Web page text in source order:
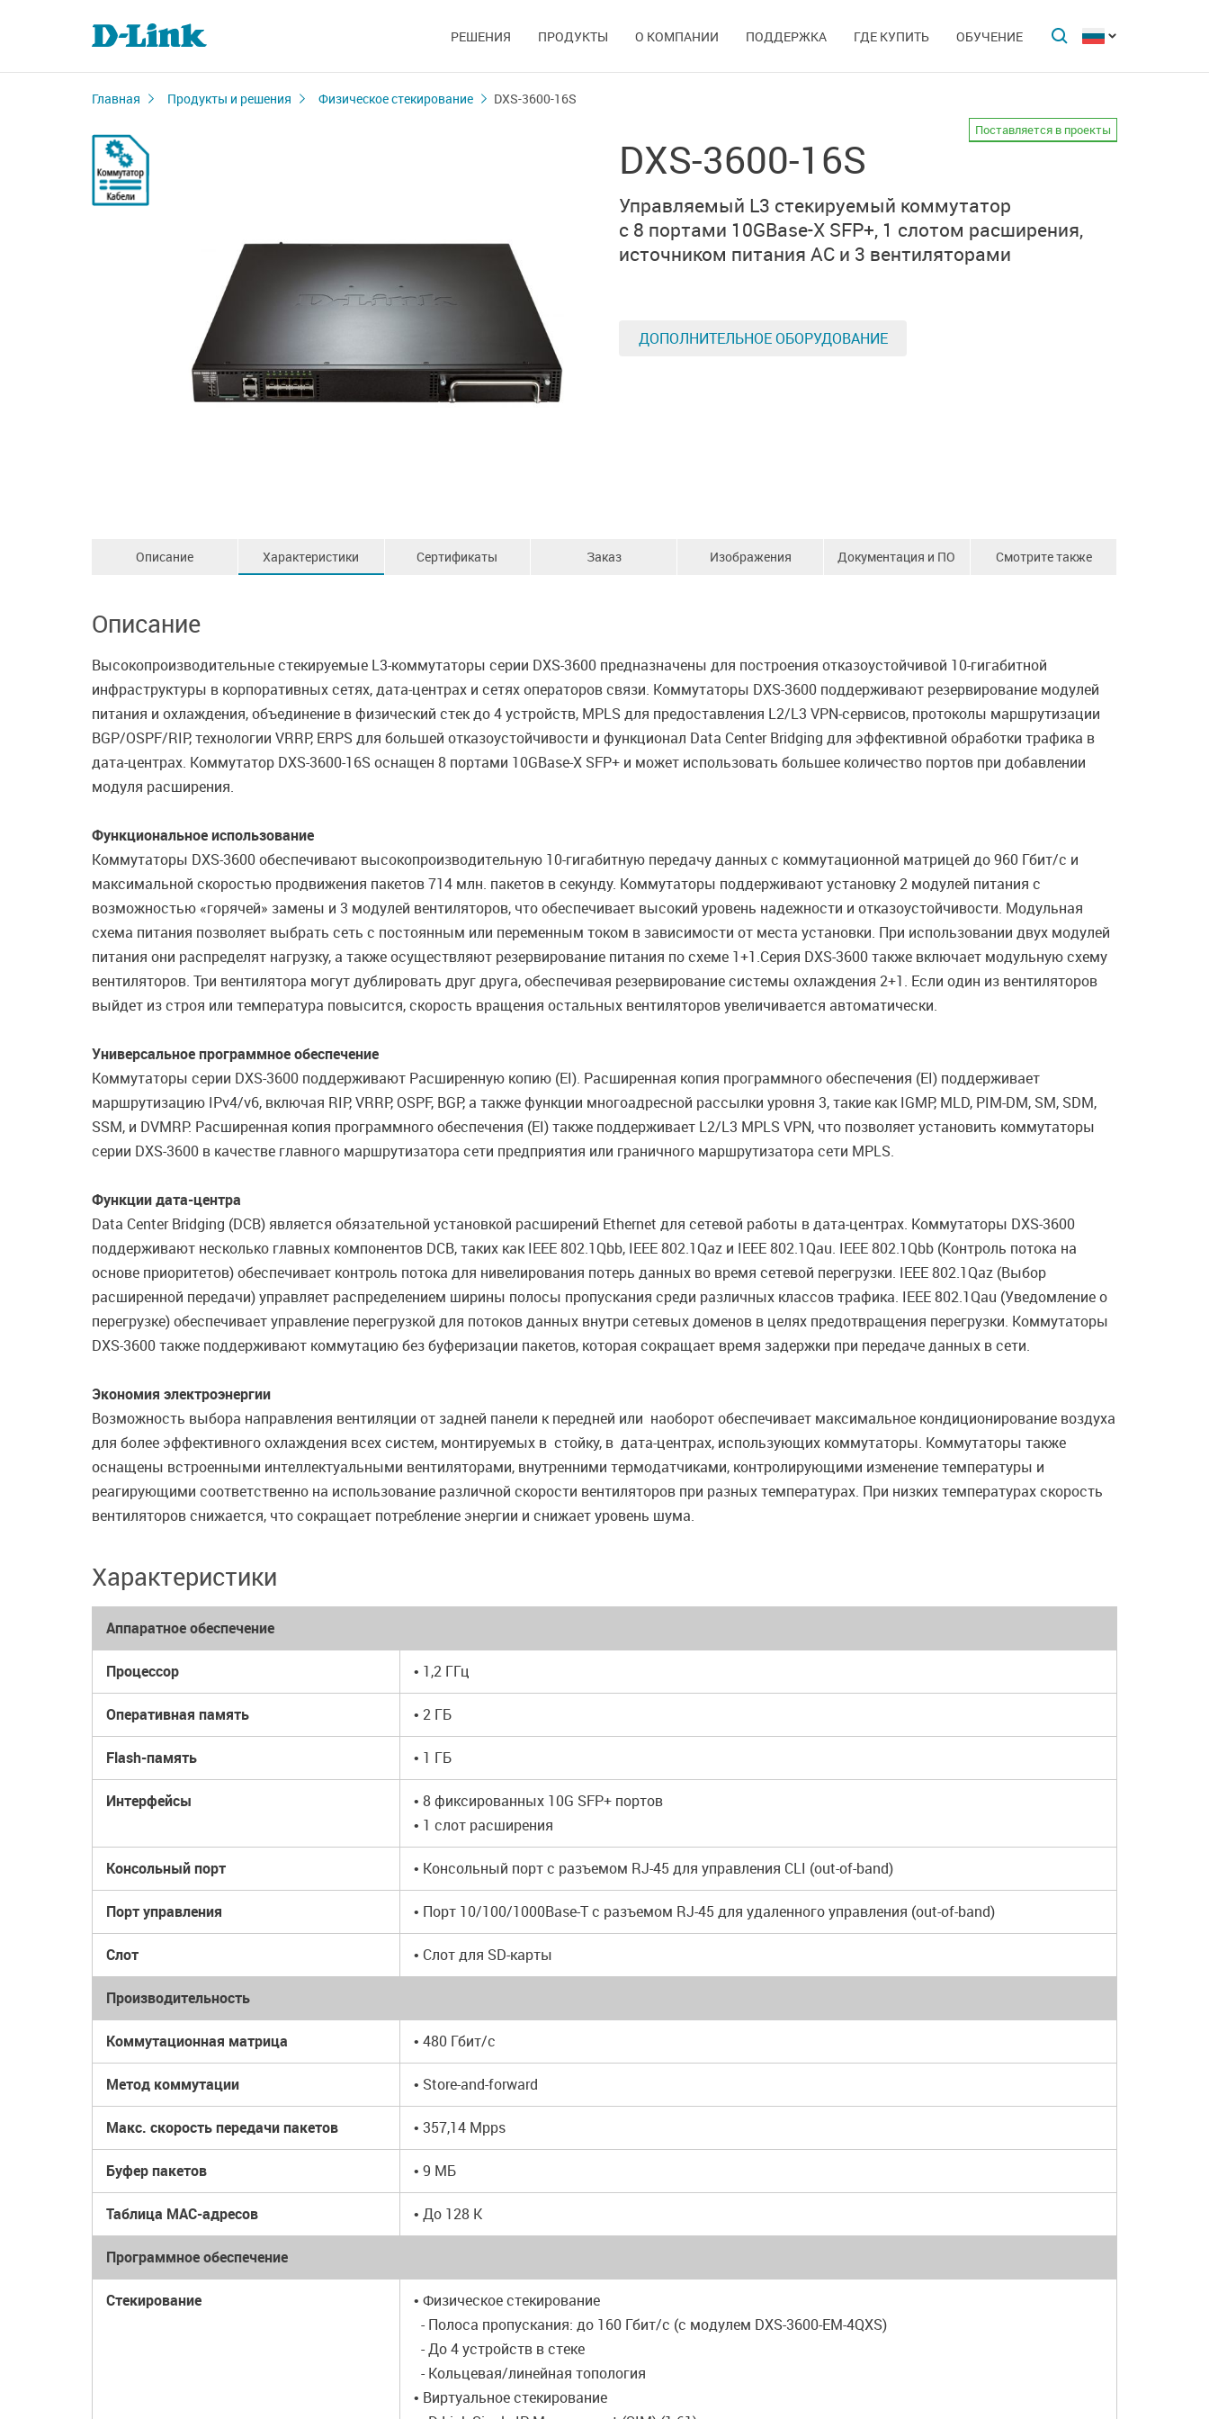
РЕШЕНИЯ ПРОДУКТЫ О КОМПАНИИ ПОДДЕРЖКА ГДЕ КУПИТЬ ОБУЧЕНИЕ
Главная Продукты и решения Физическое стекирование DXS-3600-16S
DXS-3600-16S
Поставляется в проекты
Управляемый L3 стекируемый коммутатор
с 8 портами 10GBase-X SFP+, 1 слотом расширения,
источником питания AC и 3 вентиляторами
ДОПОЛНИТЕЛЬНОЕ ОБОРУДОВАНИЕ
Описание Характеристики Сертификаты Заказ Изображения Документация и ПО Смотрите также
Описание
Высокопроизводительные стекируемые L3-коммутаторы серии DXS-3600 предназначены для построения отказоустойчивой 10-гигабитной
инфраструктуры в корпоративных сетях, дата-центрах и сетях операторов связи. Коммутаторы DXS-3600 поддерживают резервирование модулей
питания и охлаждения, объединение в физический стек до 4 устройств, MPLS для предоставления L2/L3 VPN-сервисов, протоколы маршрутизации
BGP/OSPF/RIP, технологии VRRP, ERPS для большей отказоустойчивости и функционал Data Center Bridging для эффективной обработки трафика в
дата-центрах. Коммутатор DXS-3600-16S оснащен 8 портами 10GBase-X SFP+ и может использовать большее количество портов при добавлении
модуля расширения.
Функциональное использование
Коммутаторы DXS-3600 обеспечивают высокопроизводительную 10-гигабитную передачу данных с коммутационной матрицей до 960 Гбит/с и
максимальной скоростью продвижения пакетов 714 млн. пакетов в секунду. Коммутаторы поддерживают установку 2 модулей питания с
возможностью «горячей» замены и 3 модулей вентиляторов, что обеспечивает высокий уровень надежности и отказоустойчивости. Модульная
схема питания позволяет выбрать сеть с постоянным или переменным током в зависимости от места установки. При использовании двух модулей
питания они распределят нагрузку, а также осуществляют резервирование питания по схеме 1+1.Серия DXS-3600 также включает модульную схему
вентиляторов. Три вентилятора могут дублировать друг друга, обеспечивая резервирование системы охлаждения 2+1. Если один из вентиляторов
выйдет из строя или температура повысится, скорость вращения остальных вентиляторов увеличивается автоматически.
Универсальное программное обеспечение
Коммутаторы серии DXS-3600 поддерживают Расширенную копию (EI). Расширенная копия программного обеспечения (EI) поддерживает
маршрутизацию IPv4/v6, включая RIP, VRRP, OSPF, BGP, а также функции многоадресной рассылки уровня 3, такие как IGMP, MLD, PIM-DM, SM, SDM,
SSM, и DVMRP. Расширенная копия программного обеспечения (EI) также поддерживает L2/L3 MPLS VPN, что позволяет установить коммутаторы
серии DXS-3600 в качестве главного маршрутизатора сети предприятия или граничного маршрутизатора сети MPLS.
Функции дата-центра
Data Center Bridging (DCB) является обязательной установкой расширений Ethernet для сетевой работы в дата-центрах. Коммутаторы DXS-3600
поддерживают несколько главных компонентов DCB, таких как IEEE 802.1Qbb, IEEE 802.1Qaz и IEEE 802.1Qau. IEEE 802.1Qbb (Контроль потока на
основе приоритетов) обеспечивает контроль потока для нивелирования потерь данных во время сетевой перегрузки. IEEE 802.1Qaz (Выбор
расширенной передачи) управляет распределением ширины полосы пропускания среди различных классов трафика. IEEE 802.1Qau (Уведомление о
перегрузке) обеспечивает управление перегрузкой для потоков данных внутри сетевых доменов в целях предотвращения перегрузки. Коммутаторы
DXS-3600 также поддерживают коммутацию без буферизации пакетов, которая сокращает время задержки при передаче данных в сети.
Экономия электроэнергии
Возможность выбора направления вентиляции от задней панели к передней или наоборот обеспечивает максимальное кондиционирование воздуха
для более эффективного охлаждения всех систем, монтируемых в стойку, в дата-центрах, использующих коммутаторы. Коммутаторы также
оснащены встроенными интеллектуальными вентиляторами, внутренними термодатчиками, контролирующими изменение температуры и
реагирующими соответственно на использование различной скорости вентиляторов при разных температурах. При низких температурах скорость
вентиляторов снижается, что сокращает потребление энергии и снижает уровень шума.
Характеристики
Аппаратное обеспечение
Процессор • 1,2 ГГц
Оперативная память • 2 ГБ
Flash-память • 1 ГБ
Интерфейсы
• 8 фиксированных 10G SFP+ портов
• 1 слот расширения
Консольный порт • Консольный порт с разъемом RJ-45 для управления CLI (out-of-band)
Порт управления • Порт 10/100/1000Base-T с разъемом RJ-45 для удаленного управления (out-of-band)
Слот • Слот для SD-карты
Производительность
Коммутационная матрица • 480 Гбит/с
Метод коммутации • Store-and-forward
Макс. скорость передачи пакетов • 357,14 Mpps
Буфер пакетов • 9 МБ
Таблица МАС-адресов • До 128 К
Программное обеспечение
Стекирование
• Физическое стекирование
- Полоса пропускания: до 160 Гбит/с (с модулем DXS-3600-EM-4QXS)
- До 4 устройств в стеке
- Кольцевая/линейная топология
• Виртуальное стекирование